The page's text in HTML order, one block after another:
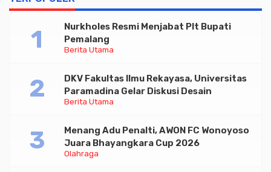
Berita Utama
Nurkholes Resmi Menjabat Plt Bupati
Pemalang
Berita Utama
DKV Fakultas Ilmu Rekayasa, Universitas
Paramadina Gelar Diskusi Desain
Olahraga
Menang Adu Penalti, AWON FC Wonoyoso
Juara Bhayangkara Cup 2026